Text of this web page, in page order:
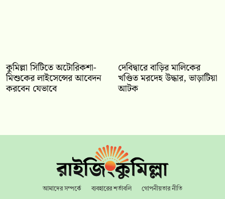
কুমিল্লা সিটিতে অটোরিকশা-
মিশুকের লাইসেন্সের আবেদন
করবেন যেভাবে
দেবিদ্বারে বাড়ির মালিকের
খণ্ডিত মরদেহ উদ্ধার, ভাড়াটিয়া
আটক
আমাদের সম্পর্কে ব্যবহারের শর্তাবলি গোপনীয়তার নীতি